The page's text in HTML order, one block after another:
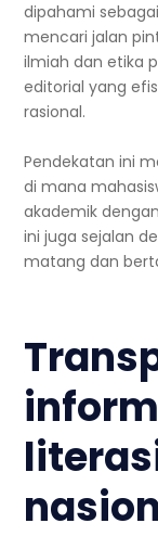
dipahami
mencari jalan
ilmiah dan etika
editorial yang
rasional.
Pendekatan ini
di mana
akademik
ini juga sejalan
matang dan